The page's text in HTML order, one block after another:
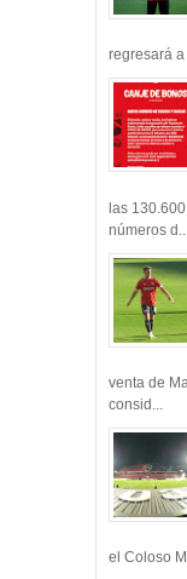
regresará
las
números d...
venta de
consid...
el Coloso